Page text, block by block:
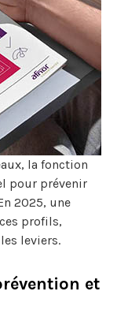
la fonction
pour prévenir
2025, une
profils,
leviers.
et